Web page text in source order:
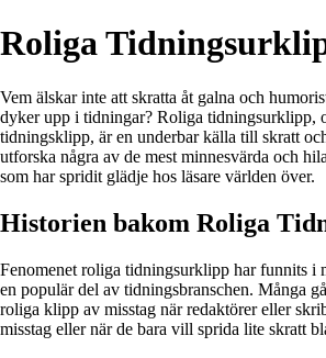
Roliga
Vem älskar inte att skratta åt galna och
dyker upp i tidningar? Roliga tidningsurklipp,
tidningsklipp, är en underbar källa till skratt
utforska några av de mest minnesvärda och
som har spridit glädje hos läsare världen över.
Historien bakom Roliga
Fenomenet roliga tidningsurklipp har funnits i
en populär del av tidningsbranschen. Många
roliga klipp av misstag när redaktörer eller
misstag eller när de bara vill sprida lite skratt